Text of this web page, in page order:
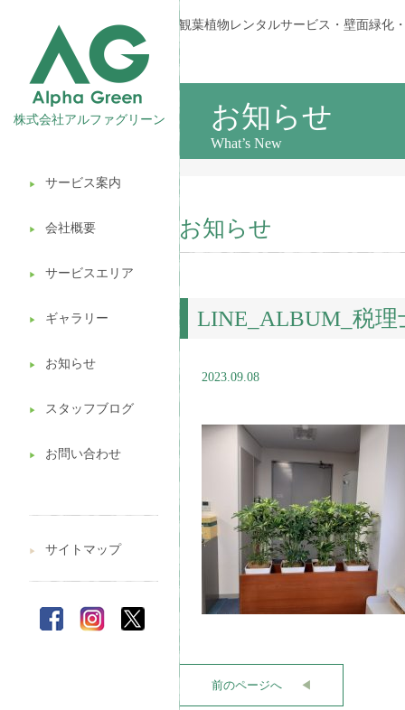
株式会社アルファグリーン
▶︎ サービス案内
▶︎ 会社概要
▶︎ サービスエリア
▶︎ ギャラリー
▶︎ お知らせ
▶︎ スタッフブログ
▶︎ お問い合わせ
観葉植物レンタル
壁面緑化
ギフト販売
造園ガーデニング
植木処分
▶︎ サイトマップ
観葉植物レンタルサービス・壁面緑化
お知らせ
What’s New
お知らせ
LINE_ALBUM_税理
2023.09.08
前のページへ ◀︎